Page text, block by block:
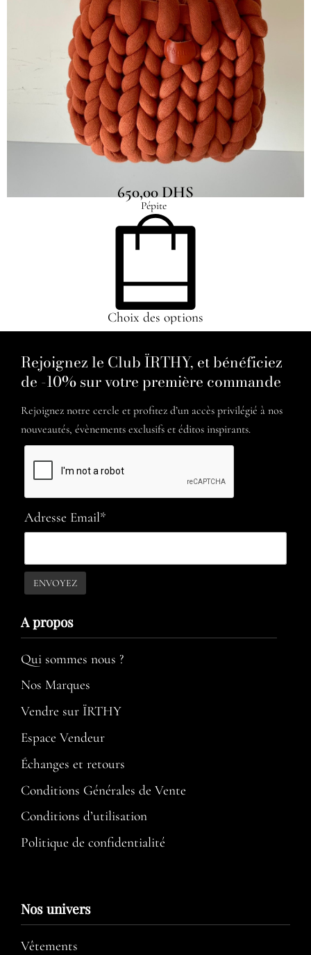
Sac fluffy
Pépite
650,00DHS
Choix des options
Rejoignez le Club ÏRTHY, et bénéficiez
de -10% sur votre première commande
Rejoignez notre cercle et profitez d’un accès privilégié à nos
nouveautés, évènements exclusifs et éditos inspirants.
Adresse Email*
A propos​
Qui sommes nous ?
Nos Marques
Vendre sur ÏRTHY
Espace Vendeur
Échanges et retours
Conditions Générales de Vente
Conditions d’utilisation​
Politique de confidentialité
Nos univers
Vêtements